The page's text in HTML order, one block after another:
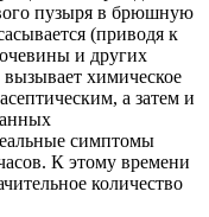
пузыря в брюшную
(приводя к
и других
химическое
а затем и
симптомы
К этому времени
количество